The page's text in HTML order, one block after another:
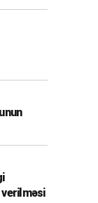
verilməsi